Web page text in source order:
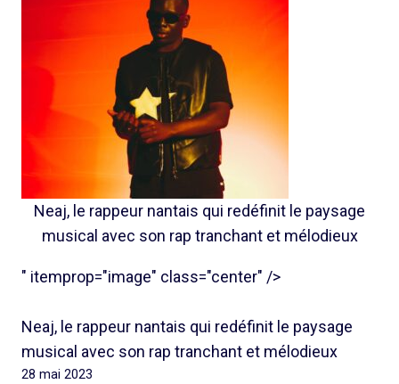
Neaj, le rappeur nantais qui redéfinit le paysage
musical avec son rap tranchant et mélodieux
" itemprop="image" class="center" />
Neaj, le rappeur nantais qui redéfinit le paysage
musical avec son rap tranchant et mélodieux
28 mai 2023